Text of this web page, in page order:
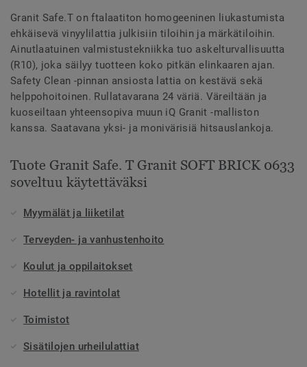
Granit Safe.T on ftalaatiton homogeeninen liukastumista
ehkäisevä vinyylilattia julkisiin tiloihin ja märkätiloihin.
Ainutlaatuinen valmistustekniikka tuo askelturvallisuutta
(R10), joka säilyy tuotteen koko pitkän elinkaaren ajan.
Safety Clean -pinnan ansiosta lattia on kestävä sekä
helppohoitoinen. Rullatavarana 24 väriä. Väreiltään ja
kuoseiltaan yhteensopiva muun iQ Granit -malliston
kanssa. Saatavana yksi- ja monivärisiä hitsauslankoja.
Tuote Granit Safe. T Granit SOFT BRICK 0633
soveltuu käytettäväksi
Myymälät ja liiketilat
Terveyden- ja vanhustenhoito
Koulut ja oppilaitokset
Hotellit ja ravintolat
Toimistot
Sisätilojen urheilulattiat